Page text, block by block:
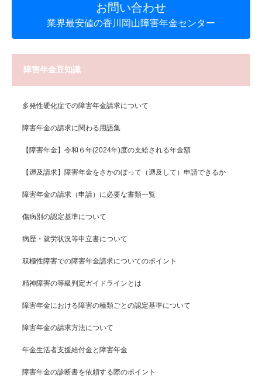
お問い合わせ
業界最安値の香川岡山障害年金センター
障害年金豆知識
多発性硬化症での障害年金請求について
障害年金の請求に関わる用語集
【障害年金】令和６年(2024年)度の支給される年金額
【遡及請求】障害年金をさかのぼって（遡及して）申請できるか
障害年金の請求（申請）に必要な書類一覧
傷病別の認定基準について
病歴・就労状況等申立書について
双極性障害での障害年金請求についてのポイント
精神障害の等級判定ガイドラインとは
障害年金における障害の種類ごとの認定基準について
障害年金の請求方法について
年金生活者支援給付金と障害年金
障害年金の診断書を依頼する際のポイント